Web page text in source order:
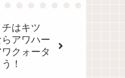
はキツ
アワハー
クォータ
！